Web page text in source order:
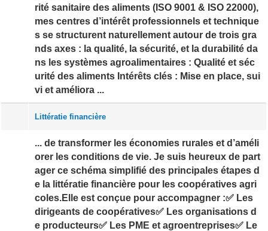
rité sanitaire des aliments (ISO 9001 & ISO 22000),
mes centres d’intérêt professionnels et technique
s se structurent naturellement autour de trois gra
nds axes : la qualité, la sécurité, et la durabilité da
ns les systèmes agroalimentaires : Qualité et séc
urité des aliments Intérêts clés : Mise en place, sui
vi et améliora ...
Littératie financière
... de transformer les économies rurales et d’améli
orer les conditions de vie. Je suis heureux de part
ager ce schéma simplifié des principales étapes d
e la littératie financière pour les coopératives agri
coles.Elle est conçue pour accompagner :✅ Les
dirigeants de coopératives✅ Les organisations d
e producteurs✅ Les PME et agroentreprises✅ Le